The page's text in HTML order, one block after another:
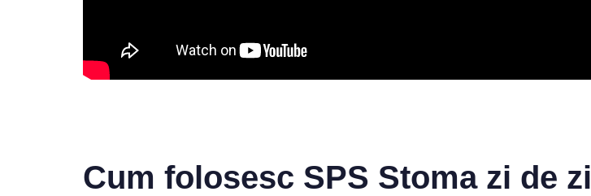
Cum folosesc SPS Stoma zi de zi